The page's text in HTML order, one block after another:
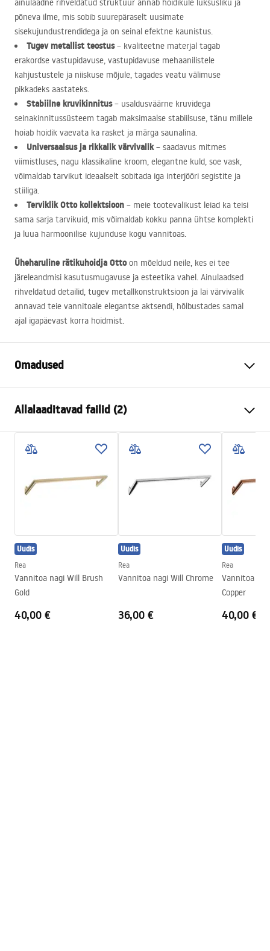
ainulaadne rihveldatud struktuur annab hoidikule luksusliku ja
põneva ilme, mis sobib suurepäraselt uusimate
sisekujundustrendidega ja on seinal efektne kaunistus.
Tugev metallist teostus– kvaliteetne materjal tagab
erakordse vastupidavuse, vastupidavuse mehaanilistele
kahjustustele ja niiskuse mõjule, tagades veatu välimuse
pikkadeks aastateks.
Stabiilne kruvikinnitus– usaldusväärne kruvidega
seinakinnitussüsteem tagab maksimaalse stabiilsuse, tänu millele
hoiab hoidik vaevata ka rasket ja märga saunalina.
Universaalsus ja rikkalik värvivalik– saadavus mitmes
viimistluses, nagu klassikaline kroom, elegantne kuld, soe vask,
võimaldab tarvikut ideaalselt sobitada iga interjööri segistite ja
stiiliga.
Terviklik Otto kollektsioon – meie tootevalikust leiad ka teisi
sama sarja tarvikuid, mis võimaldab kokku panna ühtse komplekti
ja luua harmoonilise kujunduse kogu vannitoas.
Üheharuline rätikuhoidja Ottoon mõeldud neile, kes ei tee
järeleandmisi kasutusmugavuse ja esteetika vahel. Ainulaadsed
rihveldatud detailid, tugev metallkonstruktsioon ja lai värvivalik
annavad teie vannitoale elegantse aktsendi, hõlbustades samal
ajal igapäevast korra hoidmist.
Omadused
Materjal
Paigaldusviis
Kruvitav
Laius
265
Sügavus
Allalaaditavad failid (2)
Garantiitingimused
Uudis
Rea
Vannitoa nagi Will Brush
Gold
40,00 €
Uudis
Rea
Vannitoa nagi Will Chrome
36,00 €
Uudis
Rea
Vannitoa
Copper
40,00 €